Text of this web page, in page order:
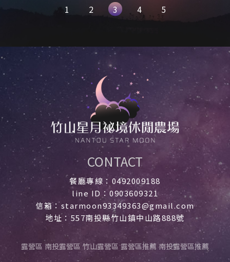
1 2 3 4 5
CONTACT
餐廳專線：0492009188
line ID：0903609321
信箱：starmoon93349363@gmail.com
地址：557南投縣竹山鎮中山路888號
露營區 南投露營區 竹山露營區 露營區推薦 南投露營區推薦